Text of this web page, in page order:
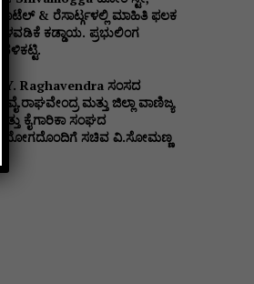
ಹೊಟೆಲ್ & ರೆಸಾರ್ಟ್ಗಳಲ್ಲಿ ಮಾಹಿತಿ ಫಲಕ
ಅಳವಡಿಕೆ ಕಡ್ಡಾಯ. ಪ್ರಭುಲಿಂಗ
ಕವಳಿಕಟ್ಟಿ.
B.Y. Raghavendra ಸಂಸದ
ಬಿ.ವೈ.ರಾಘವೇಂದ್ರ ಮತ್ತು ಜಿಲ್ಲಾ ವಾಣಿಜ್ಯ
ಮತ್ತು ಕೈಗಾರಿಕಾ ಸಂಘದ
ನಿಯೋಗದೊಂದಿಗೆ ಸಚಿವ ವಿ‌.ಸೋಮಣ್ಣ